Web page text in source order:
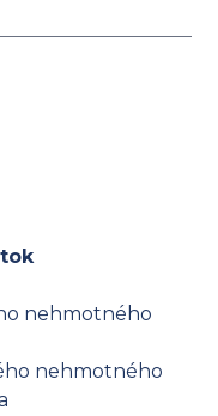
nehmotného
nehmotného